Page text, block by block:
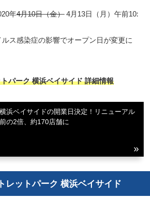
年4月10日（金）4月13日（月）午前10:
ス感染症の影響でオープン日が変更に
パーク 横浜ベイサイド 詳細情報
横浜ベイサイドの開業日決定！リニューアル
前の2倍、約170店舗に
レットパーク 横浜ベイサイド